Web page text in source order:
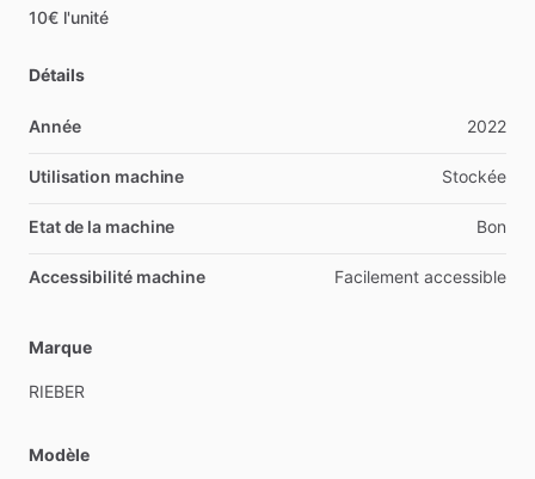
10€ l'unité
Détails
Année 2022
Utilisation machine Stockée
Etat de la machine Bon
Accessibilité machine Facilement accessible
Marque
RIEBER
Modèle